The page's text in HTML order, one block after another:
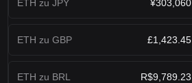
ETH zu JPY ¥303,060
ETH zu GBP £1,423.45
ETH zu BRL R$9,789.23